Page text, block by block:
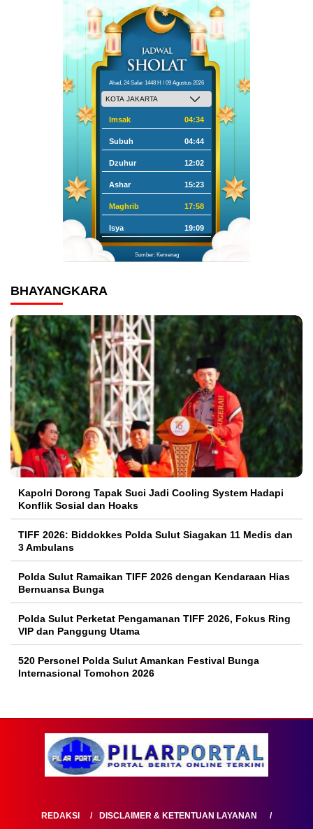
Ahad, 24 Safar 1448 H / 09 Agustus 2026
Imsak 04:34
Subuh 04:44
Dzuhur 12:02
Ashar 15:23
Maghrib 17:58
Isya 19:09
Sumber: Kemenag
BHAYANGKARA
Kapolri Dorong Tapak Suci Jadi Cooling System Hadapi
Konflik Sosial dan Hoaks
TIFF 2026: Biddokkes Polda Sulut Siagakan 11 Medis dan
3 Ambulans
Polda Sulut Ramaikan TIFF 2026 dengan Kendaraan Hias
Bernuansa Bunga
Polda Sulut Perketat Pengamanan TIFF 2026, Fokus Ring
VIP dan Panggung Utama
520 Personel Polda Sulut Amankan Festival Bunga
Internasional Tomohon 2026
REDAKSI
DISCLAIMER & KETENTUAN LAYANAN